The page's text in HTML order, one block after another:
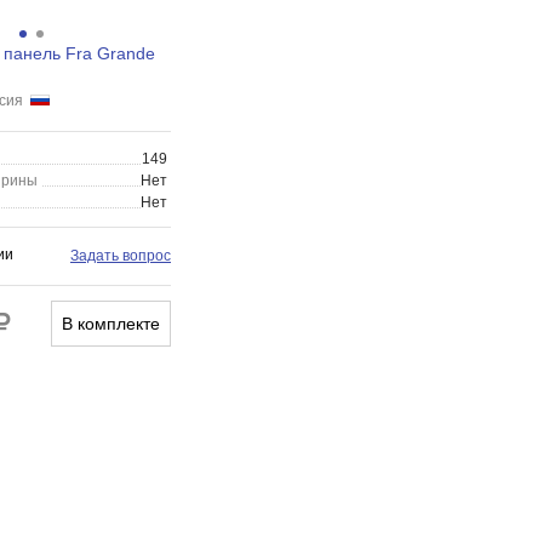
Fra Grande
149
Нет
Нет
Задать вопрос
В комплекте